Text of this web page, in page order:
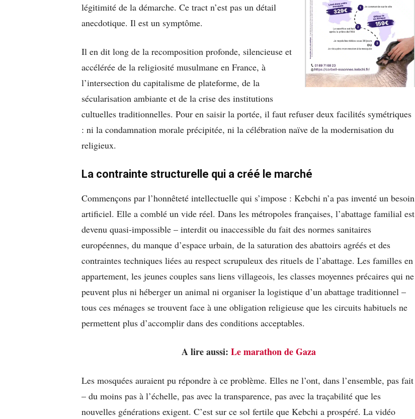
légitimité de la démarche. Ce tract n’est pas un détail
anecdotique. Il est un symptôme.
Il en dit long de la recomposition profonde, silencieuse et
accélérée de la religiosité musulmane en France, à
l’intersection du capitalisme de plateforme, de la
sécularisation ambiante et de la crise des institutions
cultuelles traditionnelles. Pour en saisir la portée, il faut refuser deux facilités symétriques
: ni la condamnation morale précipitée, ni la célébration naïve de la modernisation du
religieux.
La contrainte structurelle qui a créé le marché
Commençons par l’honnêteté intellectuelle qui s’impose : Kebchi n’a pas inventé un besoin
artificiel. Elle a comblé un vide réel. Dans les métropoles françaises, l’abattage familial est
devenu quasi-impossible – interdit ou inaccessible du fait des normes sanitaires
européennes, du manque d’espace urbain, de la saturation des abattoirs agréés et des
contraintes techniques liées au respect scrupuleux des rituels de l’abattage. Les familles en
appartement, les jeunes couples sans liens villageois, les classes moyennes précaires qui ne
peuvent plus ni héberger un animal ni organiser la logistique d’un abattage traditionnel –
tous ces ménages se trouvent face à une obligation religieuse que les circuits habituels ne
permettent plus d’accomplir dans des conditions acceptables.
A lire aussi: Le marathon de Gaza
Les mosquées auraient pu répondre à ce problème. Elles ne l’ont, dans l’ensemble, pas fait
– du moins pas à l’échelle, pas avec la transparence, pas avec la traçabilité que les
nouvelles générations exigent. C’est sur ce sol fertile que Kebchi a prospéré. La vidéo